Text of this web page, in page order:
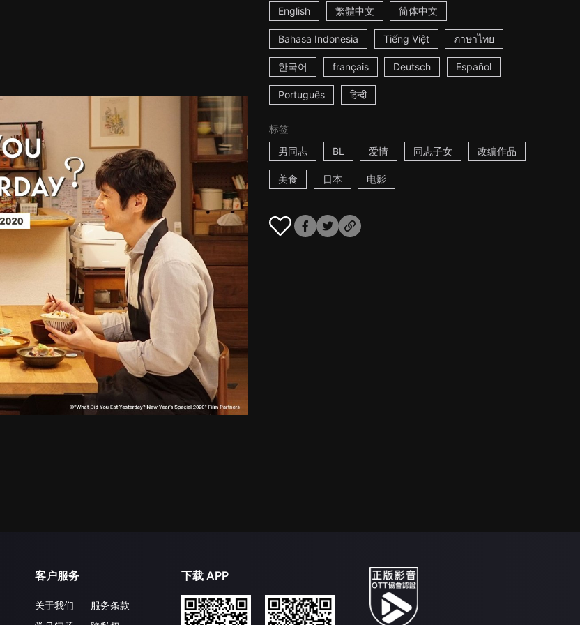
English 繁體中文 简体中文
Bahasa Indonesia Tiếng Việt ภาษาไทย
한국어 français Deutsch Español
Português हिन्दी
标签
男同志
BL 爱情 同志子女 改编作品
美食 日本 电影
客户服务
关于我们
服务条款
下载 APP